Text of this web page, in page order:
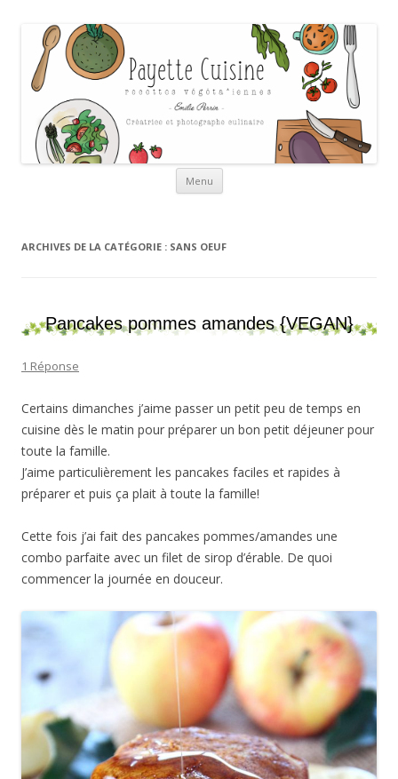
Payette cuisine
Menu Aller au contenu
ARCHIVES DE LA CATÉGORIE : SANS OEUF
Pancakes pommes amandes {VEGAN}
1 Réponse
Certains dimanches j’aime passer un petit peu de temps en
cuisine dès le matin pour préparer un bon petit déjeuner pour
toute la famille.
J’aime particulièrement les pancakes faciles et rapides à
préparer et puis ça plait à toute la famille!
Cette fois j’ai fait des pancakes pommes/amandes une
combo parfaite avec un filet de sirop d’érable. De quoi
commencer la journée en douceur.